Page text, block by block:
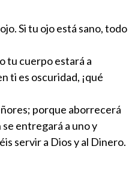
Si tu ojo está sano, todo
tu cuerpo estará a
ti es oscuridad, ¡qué
porque aborrecerá
se entregará a uno y
servir a Dios y al Dinero.